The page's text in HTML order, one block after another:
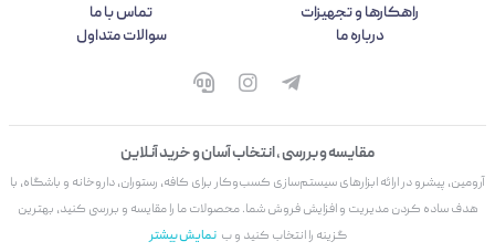
راهکارها و تجهیزات
تماس با ما
درباره ما
سوالات متداول
مقایسه و بررسی ، انتخاب آسان و خرید آنلاین
آرومین، پیشرو در ارائه ابزارهای سیستم‌سازی کسب‌وکار برای کافه، رستوران، داروخانه و باشگاه، با
هدف ساده کردن مدیریت و افزایش فروش شما. محصولات ما را مقایسه و بررسی کنید، بهترین
گزینه را انتخاب کنید و ب نمایش بیشتر